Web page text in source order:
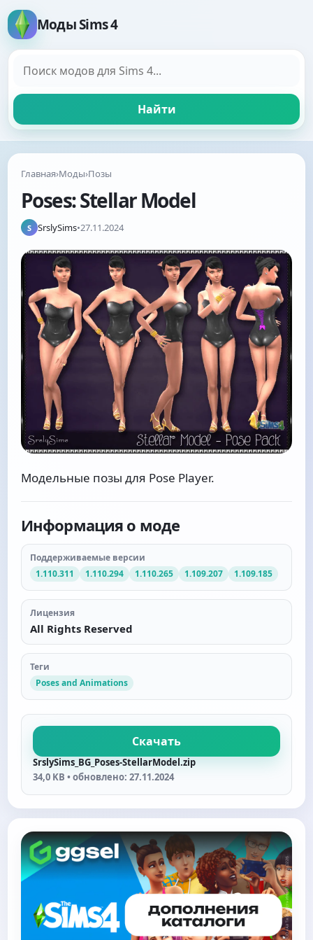
Моды Sims 4
Найти
Главная›Моды›Позы
Poses: Stellar Model
S SrslySims•27.11.2024
Модельные позы для Pose Player.
Информация о моде
Поддерживаемые версии
1.110.311
1.110.294 1.110.265 1.109.207 1.109.185
Лицензия
All Rights Reserved
Теги
Poses and Animations
Скачать
SrslySims_BG_Poses-StellarModel.zip
34,0 KB • обновлено: 27.11.2024